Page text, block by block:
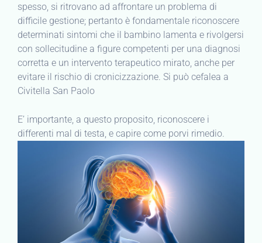
spesso, si ritrovano ad affrontare un problema di
difficile gestione; pertanto è fondamentale riconoscere
determinati sintomi che il bambino lamenta e rivolgersi
con sollecitudine a figure competenti per una diagnosi
corretta e un intervento terapeutico mirato, anche per
evitare il rischio di cronicizzazione. Si può cefalea a
Civitella San Paolo
E’ importante, a questo proposito, riconoscere i
differenti mal di testa, e capire come porvi rimedio.